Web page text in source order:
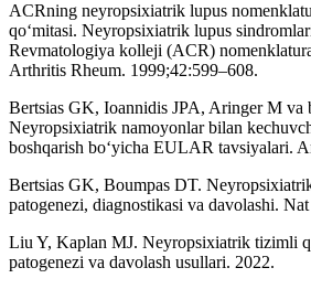
ACRning neyropsixiatrik lupus
qo‘mitasi. Neyropsixiatrik lupus
Revmatologiya kolleji (ACR)
Arthritis Rheum. 1999;42:599–608.
Bertsias GK, Ioannidis JPA, Aringer M va
Neyropsixiatrik namoyonlar bilan
boshqarish bo‘yicha EULAR tavsiyalari.
Bertsias GK, Boumpas DT.
patogenezi, diagnostikasi va davolashi.
Liu Y, Kaplan MJ. Neyropsixiatrik tizimli
patogenezi va davolash usullari. 2022.